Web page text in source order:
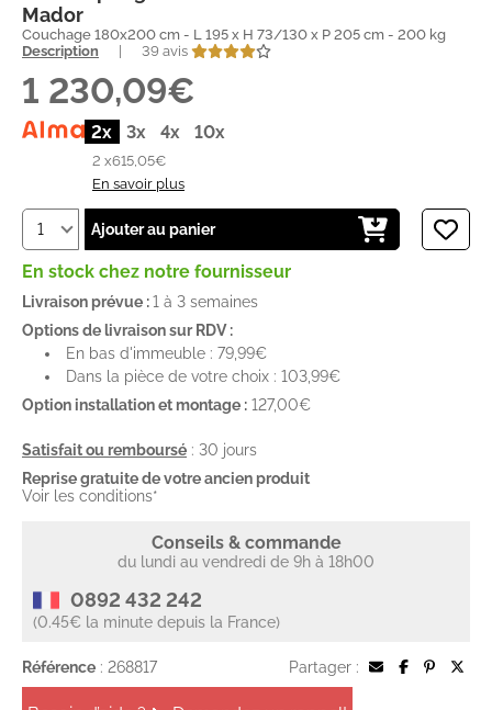
Mador
Couchage 180x200 cm - L 195 x H 73/130 x P 205 cm - 200 kg
Description
39 avis
1 230,09€
2x 3x 4x 10x
2 x615,05€
En savoir plus
Ajouter au panier
En stock chez notre fournisseur
Livraison prévue :1 à 3 semaines
Options de livraison sur RDV :
En bas d'immeuble : 79,99€
Dans la pièce de votre choix : 103,99€
Option installation et montage : 127,00€
Satisfait ou remboursé : 30 jours
Reprise gratuite de votre ancien produit
Voir les conditions*
Conseils & commande
du lundi au vendredi de 9h à 18h00
0892 432 242
(0.45€ la minute depuis la France)
Référence : 268817 Partager :